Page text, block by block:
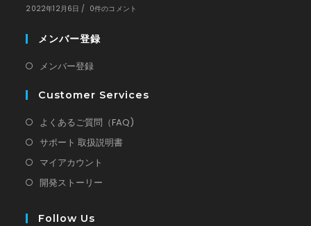
2022年12月6日 / 0件のコメント
メンバー登録
メンバー登録新
い
タ
で
開
く
Customer Services
よくあるご質問（FAQ)
サポート 取扱説明書新
マイアカウント
開発ストーリー
Follow Us